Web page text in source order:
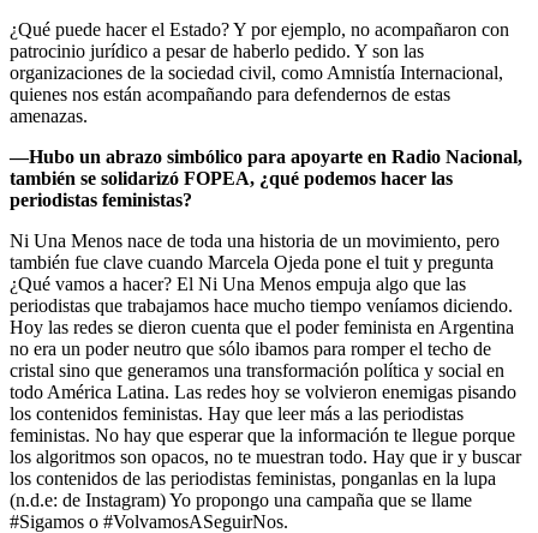
¿Qué puede hacer el Estado? Y por ejemplo, no acompañaron con
patrocinio jurídico a pesar de haberlo pedido. Y son las
organizaciones de la sociedad civil, como Amnistía Internacional,
quienes nos están acompañando para defendernos de estas
amenazas.
—Hubo un abrazo simbólico para apoyarte en Radio Nacional,
también se solidarizó FOPEA, ¿qué podemos hacer las
periodistas feministas?
Ni Una Menos nace de toda una historia de un movimiento, pero
también fue clave cuando Marcela Ojeda pone el tuit y pregunta
¿Qué vamos a hacer? El Ni Una Menos empuja algo que las
periodistas que trabajamos hace mucho tiempo veníamos diciendo.
Hoy las redes se dieron cuenta que el poder feminista en Argentina
no era un poder neutro que sólo ibamos para romper el techo de
cristal sino que generamos una transformación política y social en
todo América Latina. Las redes hoy se volvieron enemigas pisando
los contenidos feministas. Hay que leer más a las periodistas
feministas. No hay que esperar que la información te llegue porque
los algoritmos son opacos, no te muestran todo. Hay que ir y buscar
los contenidos de las periodistas feministas, ponganlas en la lupa
(n.d.e: de Instagram) Yo propongo una campaña que se llame
#Sigamos o #VolvamosASeguirNos.